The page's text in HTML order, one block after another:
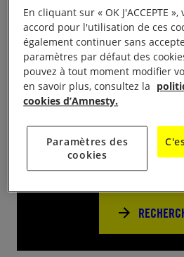
petits prix !
Près de chez
Trouvez d’autres
avec nous
En cliquant sur « OK J'ACCEPTE
accord pour l'utilisation de ces
également continuer sans
paramètres par défaut des
pouvez à tout moment modifier
en savoir plus, consultez la
cookies d’Amnesty.
Paramètres des
cookies